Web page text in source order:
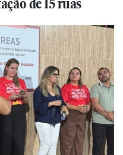
de 15 ruas